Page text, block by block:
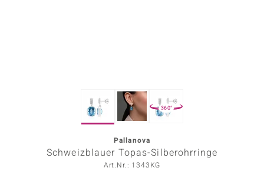
360°
Pallanova
Schweizblauer Topas-Silberohrringe
Art.Nr.: 1343KG